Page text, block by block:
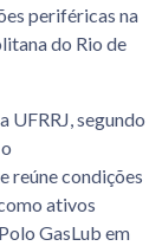
periféricas na
do Rio de
UFRRJ, segundo
reúne condições
ativos
GasLub em